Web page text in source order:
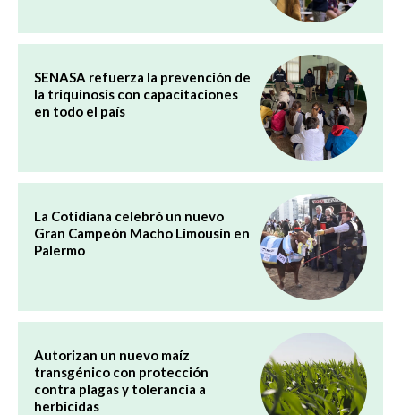
SENASA refuerza la prevención de
la triquinosis con capacitaciones
en todo el país
La Cotidiana celebró un nuevo
Gran Campeón Macho Limousín en
Palermo
Autorizan un nuevo maíz
transgénico con protección
contra plagas y tolerancia a
herbicidas